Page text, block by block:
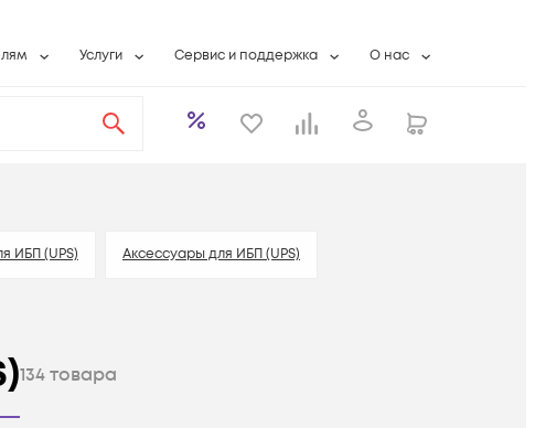
поддержка
Услуги
Расширенная гарантия
Сервис и поддержка
Разовые выездные работы
Техническая поддержка
О нас
Контактная
ИБП (UPS) Аксессуары для ИБП (UPS)
134товара